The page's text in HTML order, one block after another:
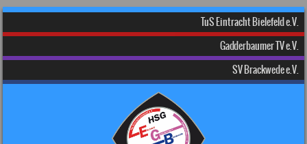
TuS Eintracht Bielefeld e.V.
Gadderbaumer TV e.V.
SV Brackwede e.V.